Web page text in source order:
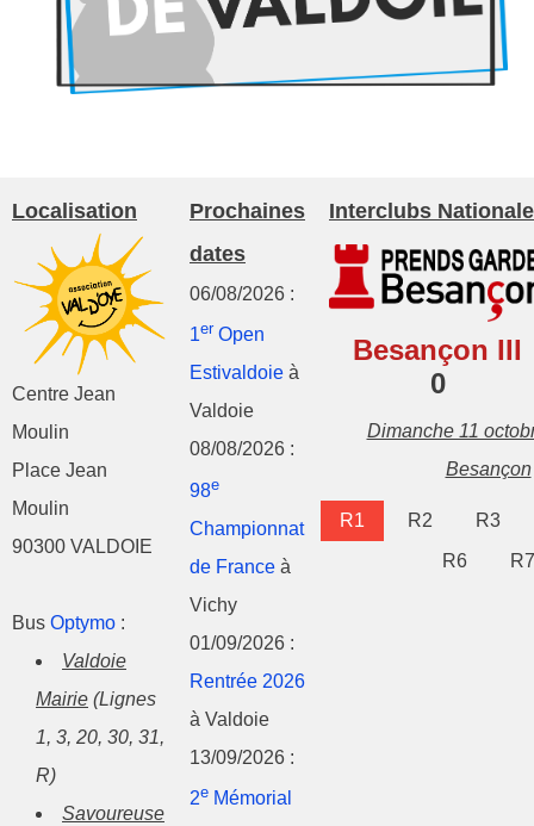
Localisation
Centre Jean
Moulin
Place Jean
Moulin
90300 VALDOIE
Bus Optymo :
Valdoie
Mairie (Lignes
1, 3, 20, 30, 31,
R)
Savoureuse
Prochaines
dates
06/08/2026 :
1er Open
Estivaldoie à
Valdoie
08/08/2026 :
98e
Championnat
de France à
Vichy
01/09/2026 :
Rentrée 2026
à Valdoie
13/09/2026 :
2e Mémorial
Interclubs
Besançon III
0
Dimanche 11
Besançon
R1 R2
R3
R6
R7